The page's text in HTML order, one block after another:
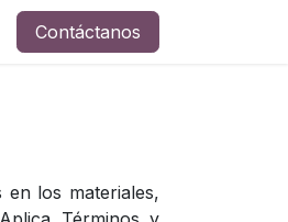
Contáctanos
los materiales,